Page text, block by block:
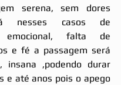
serena, sem dores
nesses casos de
emocional, falta de
e fé a passagem será
insana ,podendo durar
e até anos pois o apego